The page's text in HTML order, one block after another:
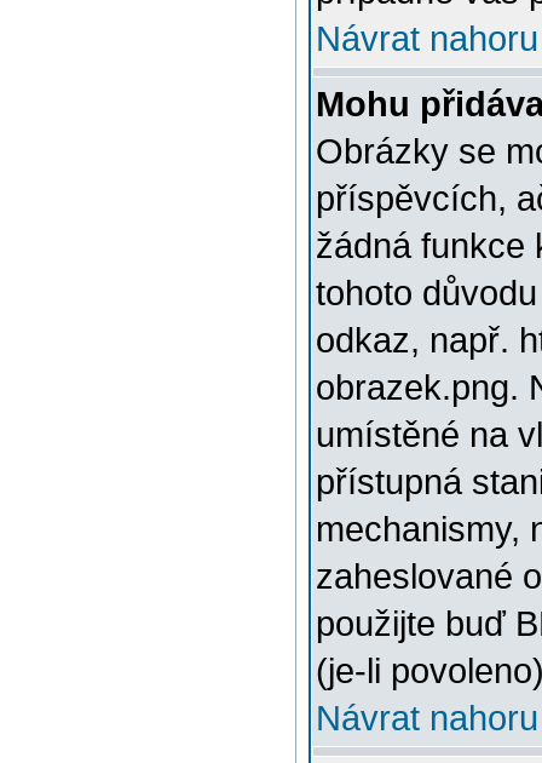
Návrat nahoru
Mohu
Obrázky se
příspěvcích,
žádná funkce
tohoto
odkaz, např.
obrazek.png.
umístěné na
přístupná
mechanismy,
zaheslované
použijte buď
(je-li
Návrat nahoru